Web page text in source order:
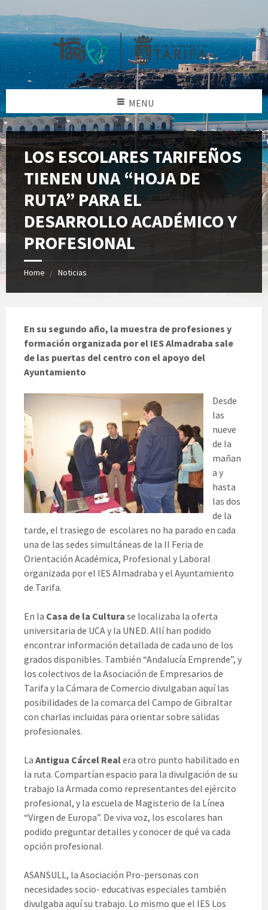
MENU
LOS ESCOLARES TARIFEÑOS
TIENEN UNA “HOJA DE
RUTA” PARA EL
DESARROLLO ACADÉMICO Y
PROFESIONAL
Home Noticias
En su segundo año, la muestra de profesiones y
formación organizada por el IES Almadraba sale
de las puertas del centro con el apoyo del
Ayuntamiento
Desde
las
nueve
de la
mañan
a y
hasta
las dos
de la
tarde, el trasiego de escolares no ha parado en cada
una de las sedes simultáneas de la II Feria de
Orientación Académica, Profesional y Laboral
organizada por el IES Almadraba y el Ayuntamiento
de Tarifa.
En la Casa de la Cultura se localizaba la oferta
universitaria de UCA y la UNED. Allí han podido
encontrar información detallada de cada uno de los
grados disponibles. También “Andalucía Emprende”, y
los colectivos de la Asociación de Empresarios de
Tarifa y la Cámara de Comercio divulgaban aquí las
posibilidades de la comarca del Campo de Gibraltar
con charlas incluidas para orientar sobre salidas
profesionales.
La Antigua Cárcel Realera otro punto habilitado en
la ruta. Compartían espacio para la divulgación de su
trabajo la Armada como representantes del ejército
profesional, y la escuela de Magisterio de la Línea
“Virgen de Europa”. De viva voz, los escolares han
podido preguntar detalles y conocer de qué va cada
opción profesional.
ASANSULL, la Asociación Pro-personas con
necesidades socio- educativas especiales también
divulgaba aquí su trabajo. Lo mismo que el IES Los